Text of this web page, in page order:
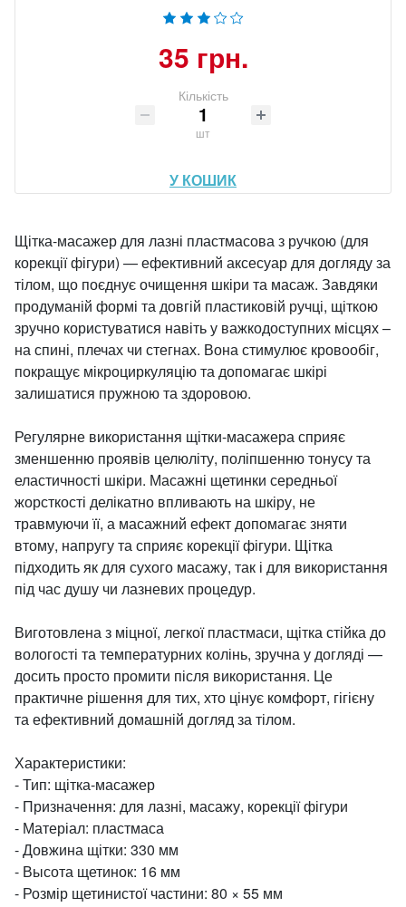
35 грн.
Кількість
шт
У КОШИК
Щітка-масажер для лазні пластмасова з ручкою (для
корекції фігури) — ефективний аксесуар для догляду за
тілом, що поєднує очищення шкіри та масаж. Завдяки
продуманій формі та довгій пластиковій ручці, щіткою
зручно користуватися навіть у важкодоступних місцях –
на спині, плечах чи стегнах. Вона стимулює кровообіг,
покращує мікроциркуляцію та допомагає шкірі
залишатися пружною та здоровою.
Регулярне використання щітки-масажера сприяє
зменшенню проявів целюліту, поліпшенню тонусу та
еластичності шкіри. Масажні щетинки середньої
жорсткості делікатно впливають на шкіру, не
травмуючи її, а масажний ефект допомагає зняти
втому, напругу та сприяє корекції фігури. Щітка
підходить як для сухого масажу, так і для використання
під час душу чи лазневих процедур.
Виготовлена ​​з міцної, легкої пластмаси, щітка стійка до
вологості та температурних колінь, зручна у догляді —
досить просто промити після використання. Це
практичне рішення для тих, хто цінує комфорт, гігієну
та ефективний домашній догляд за тілом.
Характеристики:
- Тип: щітка-масажер
- Призначення: для лазні, масажу, корекції фігури
- Матеріал: пластмаса
- Довжина щітки: 330 мм
- Высота щетинок: 16 мм
- Розмір щетинистої частини: 80 × 55 мм